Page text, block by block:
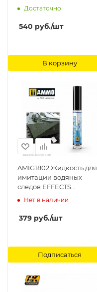
Достаточно
540 руб./шт
В корзину
AMIG1802 Жидкость для
имитации водяных
следов EFFECTS
BRUSHER - Wet Effects
Нет в наличии
379 руб./шт
Подписаться